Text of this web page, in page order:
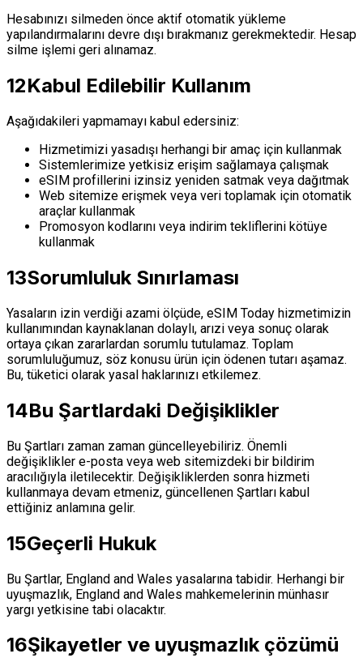
Hesabınızı silmeden önce aktif otomatik yükleme
yapılandırmalarını devre dışı bırakmanız gerekmektedir. Hesap
silme işlemi geri alınamaz.
12Kabul Edilebilir Kullanım
Aşağıdakileri yapmamayı kabul edersiniz:
Hizmetimizi yasadışı herhangi bir amaç için kullanmak
Sistemlerimize yetkisiz erişim sağlamaya çalışmak
eSIM profillerini izinsiz yeniden satmak veya dağıtmak
Web sitemize erişmek veya veri toplamak için otomatik
araçlar kullanmak
Promosyon kodlarını veya indirim tekliflerini kötüye
kullanmak
13Sorumluluk Sınırlaması
Yasaların izin verdiği azami ölçüde, eSIM Today hizmetimizin
kullanımından kaynaklanan dolaylı, arızi veya sonuç olarak
ortaya çıkan zararlardan sorumlu tutulamaz. Toplam
sorumluluğumuz, söz konusu ürün için ödenen tutarı aşamaz.
Bu, tüketici olarak yasal haklarınızı etkilemez.
14Bu Şartlardaki Değişiklikler
Bu Şartları zaman zaman güncelleyebiliriz. Önemli
değişiklikler e-posta veya web sitemizdeki bir bildirim
aracılığıyla iletilecektir. Değişikliklerden sonra hizmeti
kullanmaya devam etmeniz, güncellenen Şartları kabul
ettiğiniz anlamına gelir.
15Geçerli Hukuk
Bu Şartlar, England and Wales yasalarına tabidir. Herhangi bir
uyuşmazlık, England and Wales mahkemelerinin münhasır
yargı yetkisine tabi olacaktır.
16Şikayetler ve uyuşmazlık çözümü